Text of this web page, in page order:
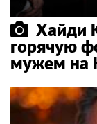
Хайди
горячую
мужем на